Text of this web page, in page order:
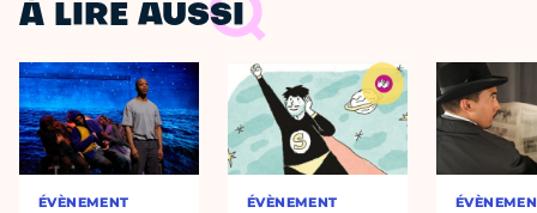
À LIRE AUSSI
ÉVÈNEMENT ÉVÈNEMENT